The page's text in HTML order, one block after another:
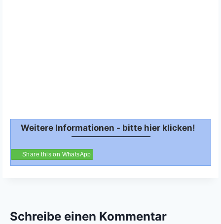
Weitere Informationen - bitte hier klicken!
Share this on WhatsApp
Schreibe einen Kommentar